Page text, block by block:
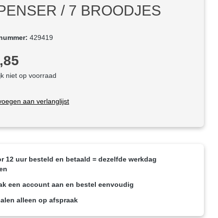
/ 7 BROODJES
429419
niet op voorraad
aan verlanglijst
12 uur besteld en betaald = dezelfde werkdag
een account aan en bestel eenvoudig
alleen op afspraak